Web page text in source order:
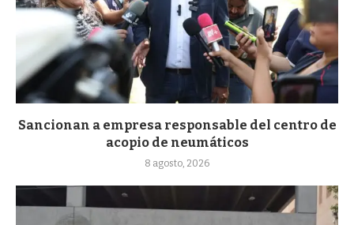
Sancionan a empresa responsable del centro de
acopio de neumáticos
8 agosto, 2026